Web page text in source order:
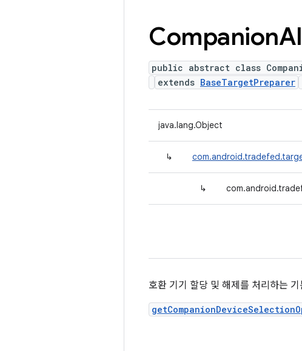
Companion
public abstract class
extends BaseTargetPreparer
java.lang.Object
↳
↳
호환 기기 할당 및 해제를 처리하는